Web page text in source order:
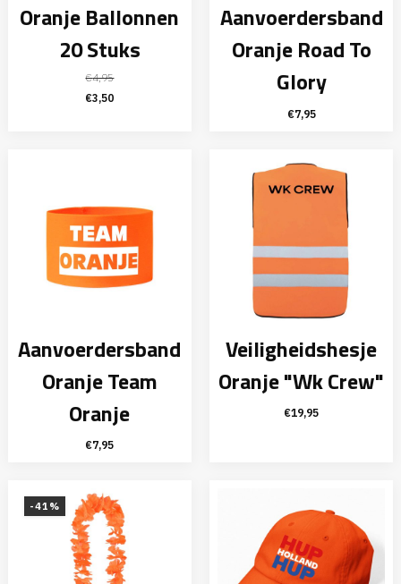
Oranje Ballonnen
20 Stuks
€4,95
Oorspronkelijke
€3,50Huidige
Aanvoerdersband
Oranje Road To
Glory
€7,95
Aanvoerdersband
Oranje Team
Oranje
€7,95
Veiligheidshesje
Oranje "Wk Crew"
€19,95
-41%